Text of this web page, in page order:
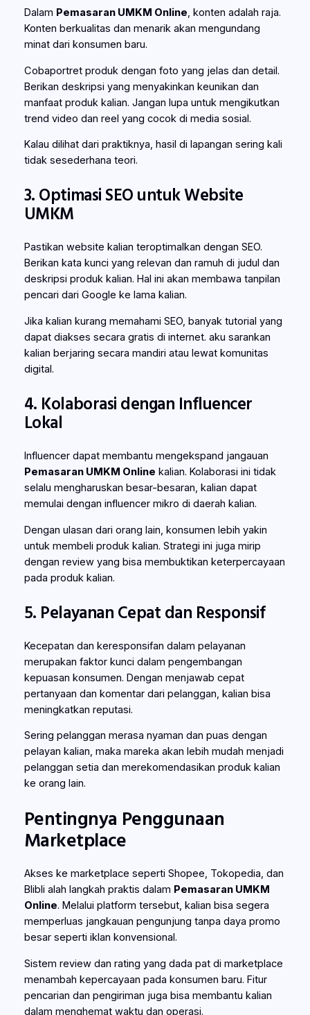
Dalam Pemasaran UMKM Online, konten adalah raja.
Konten berkualitas dan menarik akan mengundang
minat dari konsumen baru.
Cobaportret produk dengan foto yang jelas dan detail.
Berikan deskripsi yang menyakinkan keunikan dan
manfaat produk kalian. Jangan lupa untuk mengikutkan
trend video dan reel yang cocok di media sosial.
Kalau dilihat dari praktiknya, hasil di lapangan sering kali
tidak sesederhana teori.
3. Optimasi SEO untuk Website
UMKM
Pastikan website kalian teroptimalkan dengan SEO.
Berikan kata kunci yang relevan dan ramuh di judul dan
deskripsi produk kalian. Hal ini akan membawa tanpilan
pencari dari Google ke lama kalian.
Jika kalian kurang memahami SEO, banyak tutorial yang
dapat diakses secara gratis di internet. aku sarankan
kalian berjaring secara mandiri atau lewat komunitas
digital.
4. Kolaborasi dengan Influencer
Lokal
Influencer dapat membantu mengekspand jangauan
Pemasaran UMKM Online kalian. Kolaborasi ini tidak
selalu mengharuskan besar-besaran, kalian dapat
memulai dengan influencer mikro di daerah kalian.
Dengan ulasan dari orang lain, konsumen lebih yakin
untuk membeli produk kalian. Strategi ini juga mirip
dengan review yang bisa membuktikan keterpercayaan
pada produk kalian.
5. Pelayanan Cepat dan Responsif
Kecepatan dan keresponsifan dalam pelayanan
merupakan faktor kunci dalam pengembangan
kepuasan konsumen. Dengan menjawab cepat
pertanyaan dan komentar dari pelanggan, kalian bisa
meningkatkan reputasi.
Sering pelanggan merasa nyaman dan puas dengan
pelayan kalian, maka mareka akan lebih mudah menjadi
pelanggan setia dan merekomendasikan produk kalian
ke orang lain.
Pentingnya Penggunaan
Marketplace
Akses ke marketplace seperti Shopee, Tokopedia, dan
Blibli alah langkah praktis dalam Pemasaran UMKM
Online. Melalui platform tersebut, kalian bisa segera
memperluas jangkauan pengunjung tanpa daya promo
besar seperti iklan konvensional.
Sistem review dan rating yang dada pat di marketplace
menambah kepercayaan pada konsumen baru. Fitur
pencarian dan pengiriman juga bisa membantu kalian
dalam menghemat waktu dan operasi.